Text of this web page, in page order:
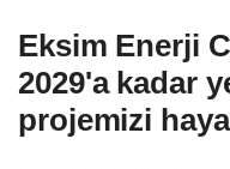
Eksim Enerji
2029'a kadar
projemizi